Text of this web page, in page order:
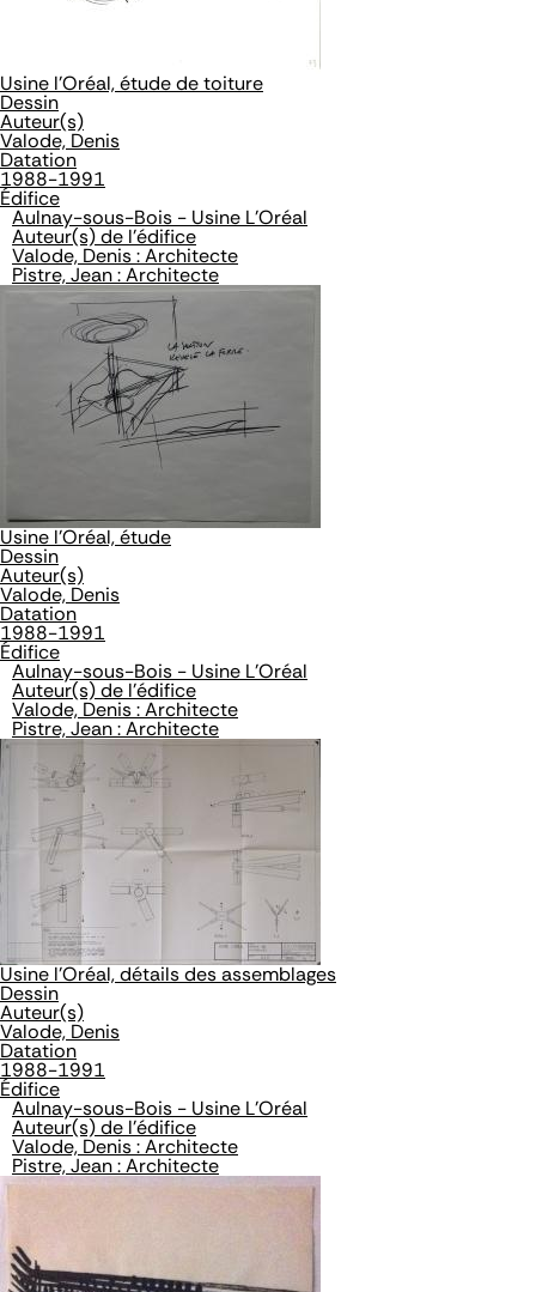
Usine l'Oréal, étude de toiture
Dessin
Auteur(s)
Valode, Denis
Datation
1988-1991
Édifice
Aulnay-sous-Bois - Usine L'Oréal
Auteur(s) de l'édifice
Valode, Denis : Architecte
Pistre, Jean : Architecte
Usine l'Oréal, étude
Dessin
Auteur(s)
Valode, Denis
Datation
1988-1991
Édifice
Aulnay-sous-Bois - Usine L'Oréal
Auteur(s) de l'édifice
Valode, Denis : Architecte
Pistre, Jean : Architecte
Usine l'Oréal, détails des assemblages
Dessin
Auteur(s)
Valode, Denis
Datation
1988-1991
Édifice
Aulnay-sous-Bois - Usine L'Oréal
Auteur(s) de l'édifice
Valode, Denis : Architecte
Pistre, Jean : Architecte